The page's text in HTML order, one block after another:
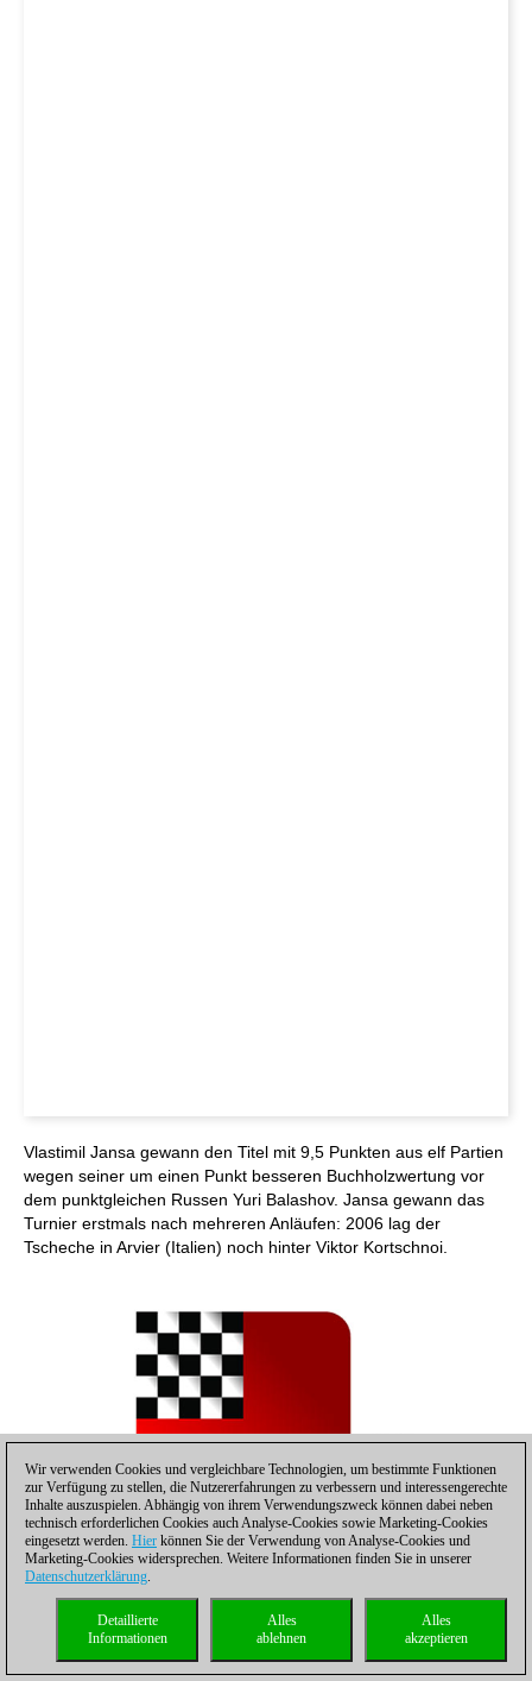
Vlastimil Jansa gewann den Titel mit 9,5 Punkten aus elf Partien
wegen seiner um einen Punkt besseren Buchholzwertung vor
dem punktgleichen Russen Yuri Balashov. Jansa gewann das
Turnier erstmals nach mehreren Anläufen: 2006 lag der
Tscheche in Arvier (Italien) noch hinter Viktor Kortschnoi.
Wir verwenden Cookies und vergleichbare Technologien, um bestimmte Funktionen
zur Verfügung zu stellen, die Nutzererfahrungen zu verbessern und interessengerechte
Inhalte auszuspielen. Abhängig von ihrem Verwendungszweck können dabei neben
technisch erforderlichen Cookies auch Analyse-Cookies sowie Marketing-Cookies
eingesetzt werden. Hier können Sie der Verwendung von Analyse-Cookies und
Marketing-Cookies widersprechen. Weitere Informationen finden Sie in unserer
Datenschutzerklärung.
Alles
akzeptieren
Alles
ablehnen
Detaillierte
Informationen